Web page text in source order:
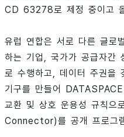
CD 63278로 제정 중이고
유럽 연합은 서로 다른 글로
하는 기업, 국가가 공급자간
로 수행하고, 데이터 주권을
기구를 만들어
교환 및 상호 운용성 규칙
Connector)를 공개 프로그